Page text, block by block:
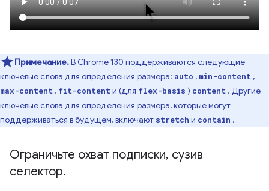
Примечание.В Chrome 130 поддерживаются следующие
ключевые слова для определения размера: auto , min-content ,
max-content , fit-content и (для flex-basis ) content . Другие
ключевые слова для определения размера, которые могут
поддерживаться в будущем, включают stretch ​​и contain .
Ограничьте охват подписки, сузив
селектор.